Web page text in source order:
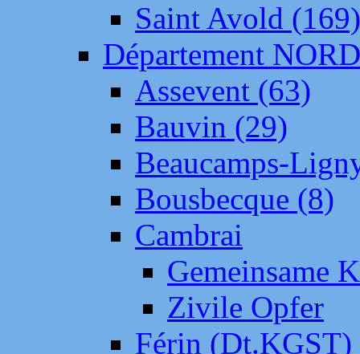
Saint Avold (169)
Département NORD
Assevent (63)
Bauvin (29)
Beaucamps-
Bousbecque (8)
Cambrai
Gemeinsame
Zivile Opfer
Férin (Dt.KGST)